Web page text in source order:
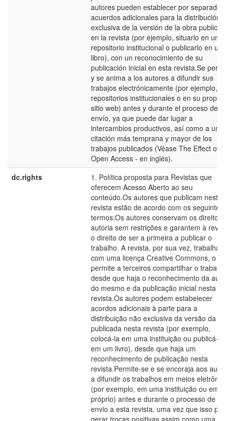
autores pueden establecer por separado
acuerdos adicionales para la distribución
exclusiva de la versión de la obra
en la revista (por ejemplo, situarlo en un
repositorio institucional o publicarlo en un
libro), con un reconocimiento de su
publicación inicial en esta revista.Se
y se anima a los autores a difundir sus
trabajos electrónicamente (por ejemplo,
repositorios institucionales o en su propio
sitio web) antes y durante el proceso de
envío, ya que puede dar lugar a
intercambios productivos, así como a una
citación más temprana y mayor de los
trabajos publicados (Véase The Effect of
Open Access - en inglés).
dc.rights
1. Política proposta para Revistas que
oferecem Acesso Aberto ao seu
conteúdo.Os autores que publicam nesta
revista estão de acordo com os seguintes
termos:Os autores conservam os direitos
autoria sem restrições e garantem à
o direito de ser a primeira a publicar o
trabalho. A revista, por sua vez, trabalha
com uma licença Creative Commons, o
permite a terceiros compartilhar o
desde que haja o reconhecimento da
do mesmo e da publicação inicial nesta
revista.Os autores podem estabelecer
acordos adicionais à parte para a
distribuição não exclusiva da versão da
publicada nesta revista (por exemplo,
colocá-la em uma instituição ou publicá-la
em um livro), desde que haja um
reconhecimento de publicação nesta
revista.Permite-se e se encoraja aos
a difundir os trabalhos em meios
(por exemplo, em uma instituição ou em
próprio) antes e durante o processo de
envio a esta revista, uma vez que isso
gerar trocas positivas assim como uma